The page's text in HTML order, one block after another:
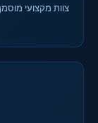
צוות מקצועי